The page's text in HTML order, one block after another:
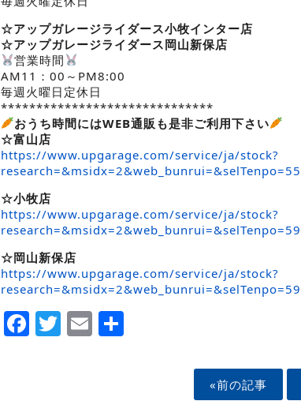
☆アップガレージライダース小牧インター店
☆アップガレージライダース岡山新保店
営業時間
AM11：00～PM8:00
毎週火曜日定休日
******************************
おうち時間にはWEB通販も是非ご利用下さい
☆富山店
https://www.upgarage.com/service/ja/stock?
☆小牧店
https://www.upgarage.com/service/ja/stock?
☆岡山新保店
https://www.upgarage.com/service/ja/stock?
Facebook
Twitter
Email
«前の記事